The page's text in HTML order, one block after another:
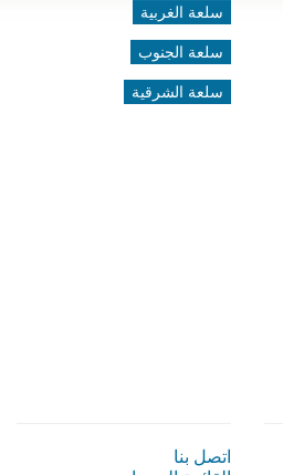
سلعة الغربية
سلعة الجنوب
سلعة الشرقية
اتصل بنا